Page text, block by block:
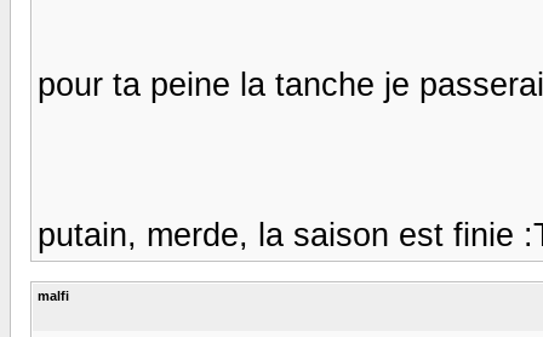
pour ta peine la tanche je
putain, merde, la saison est finie
malfi